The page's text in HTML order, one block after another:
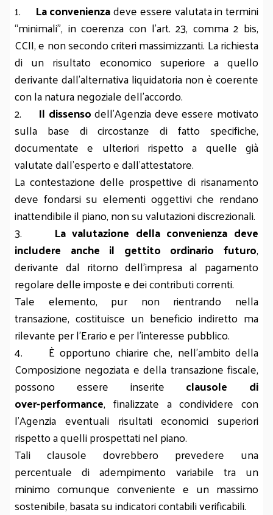
1. La convenienzadeve essere valutata in termini
“minimali”, in coerenza con l’art. 23, comma 2 bis,
CCII, e non secondo criteri massimizzanti. La richiesta
di un risultato economico superiore a quello
derivante dall’alternativa liquidatoria non è coerente
con la natura negoziale dell’accordo.
2. Il dissensodell’Agenzia deve essere motivato
sulla base di circostanze di fatto specifiche,
documentate e ulteriori rispetto a quelle già
valutate dall’esperto e dall’attestatore.
La contestazione delle prospettive di risanamento
deve fondarsi su elementi oggettivi che rendano
inattendibile il piano, non su valutazioni discrezionali.
3. La valutazione della convenienza deve
includere anche il gettito ordinario futuro,
derivante dal ritorno dell’impresa al pagamento
regolare delle imposte e dei contributi correnti.
Tale elemento, pur non rientrando nella
transazione, costituisce un beneficio indiretto ma
rilevante per l’Erario e per l’interesse pubblico.
4. È opportuno chiarire che, nell’ambito della
Composizione negoziata e della transazione fiscale,
possono essere inserite clausole di
over‑performance, finalizzate a condividere con
l’Agenzia eventuali risultati economici superiori
rispetto a quelli prospettati nel piano.
Tali clausole dovrebbero prevedere una
percentuale di adempimento variabile tra un
minimo comunque conveniente e un massimo
sostenibile, basata su indicatori contabili verificabili.